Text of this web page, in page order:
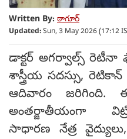
Written By: ఠాగూర్
Updated:Sun, 3 May 2026 (17:12
డాక్టర్ అగర్వాల్స్ రెటీనా
శాస్త్రీయ సదస్సు,
ఆదివారం జరిగింది.
అంతర్జాతీయంగా
సాధారణ నేత్ర వైద్యులు,